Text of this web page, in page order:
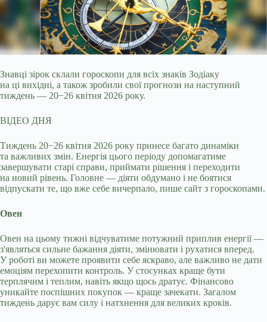
Знавці зірок склали гороскопи для всіх знаків Зодіаку
на ці вихідні, а також зробили свої прогнози на наступний
тиждень — 20−26 квітня 2026 року.
ВІДЕО ДНЯ
Тиждень 20−26 квітня 2026 року принесе багато динаміки
та важливих змін. Енергія цього періоду допомагатиме
завершувати старі справи, приймати рішення і переходити
на новий рівень. Головне — діяти обдумано і не боятися
відпускати те, що вже себе вичерпало, пише сайт з гороскопами.
Овен
Овен на цьому тижні відчуватиме потужний приплив енергії —
з'являться сильне бажання діяти, змінювати і рухатися вперед.
У роботі ви можете проявити себе яскраво, але важливо не дати
емоціям перехопити контроль. У стосунках краще бути
терплячим і теплим, навіть якщо щось дратує. Фінансово
уникайте поспішних покупок — краще зачекати. Загалом
тиждень дарує вам силу і натхнення для великих кроків.